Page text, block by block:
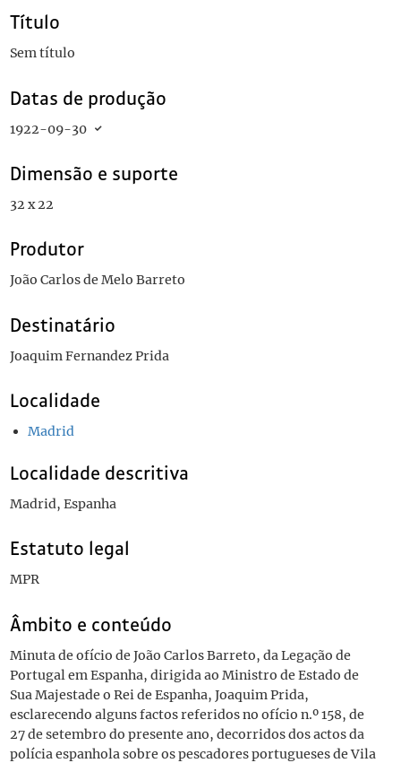
Título
Sem título
Datas de produção
1922-09-30
Dimensão e suporte
32 x 22
Produtor
João Carlos de Melo Barreto
Destinatário
Joaquim Fernandez Prida
Localidade
Madrid
Localidade descritiva
Madrid, Espanha
Estatuto legal
MPR
Âmbito e conteúdo
Minuta de ofício de João Carlos Barreto, da Legação de
Portugal em Espanha, dirigida ao Ministro de Estado de
Sua Majestade o Rei de Espanha, Joaquim Prida,
esclarecendo alguns factos referidos no ofício n.º 158, de
27 de setembro do presente ano, decorridos dos actos da
polícia espanhola sobre os pescadores portugueses de Vila